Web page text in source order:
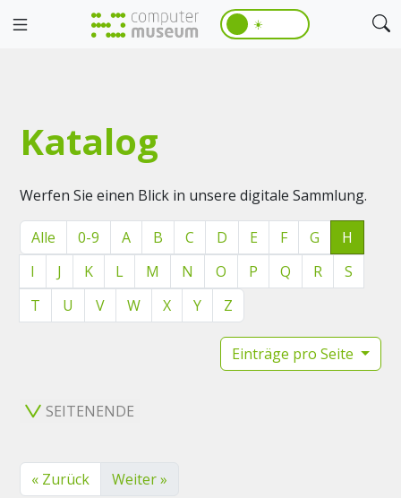
☀️
Katalog
Werfen Sie einen Blick in unsere digitale Sammlung.
Alle 0-9 A B C D E F G
H
I
J K L M N O P Q R
S
T
U V W X Y Z
Einträge pro Seite
SEITENENDE
« Zurück Weiter »